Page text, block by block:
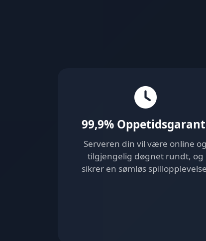
99,9%
Serveren din vil være online og
tilgjengelig døgnet rundt, og
sikrer en sømløs